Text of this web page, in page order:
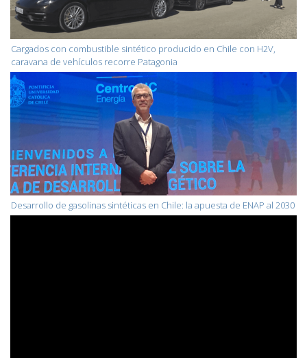
Cargados con combustible sintético producido en Chile con H2V,
caravana de vehículos recorre Patagonia
Desarrollo de gasolinas sintéticas en Chile: la apuesta de ENAP al 2030